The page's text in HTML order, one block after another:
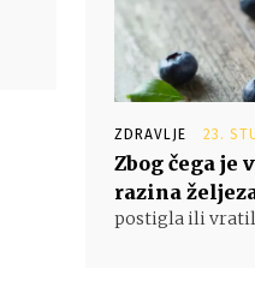
ZDRAVLJE 23.
Zbog čega je
razina
postigla ili